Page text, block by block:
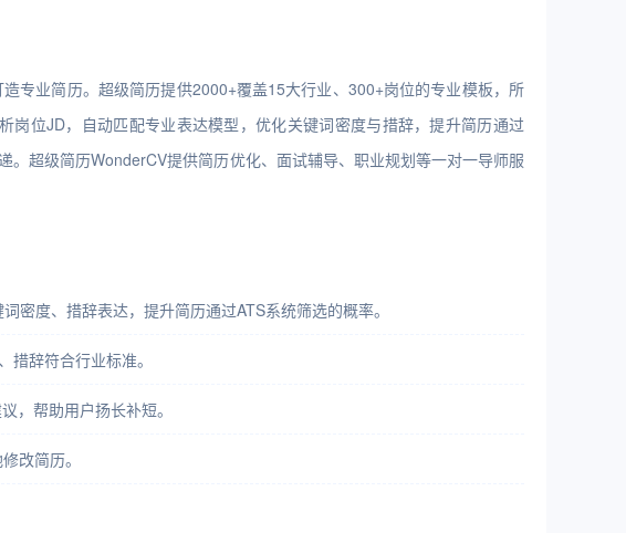
专业简历。超级简历提供2000+覆盖15大行业、300+岗位的专业模板，所
位JD，自动匹配专业表达模型，优化关键词密度与措辞，提升简历通过
超级简历WonderCV提供简历优化、面试辅导、职业规划等一对一导师服
密度、措辞表达，提升简历通过ATS系统筛选的概率。
辞符合行业标准。
，帮助用户扬长补短。
改简历。